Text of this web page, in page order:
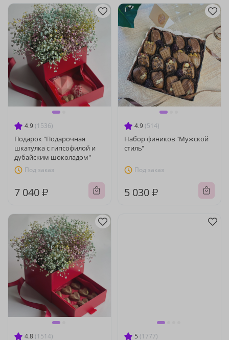
4.9 (1536)
Подарок "Подарочная
шкатулка с гипсофилой и
дубайским шоколадом"
Под заказ
7 040 ₽
4.9 (514)
Набор фиников "Мужской
стиль"
Под заказ
5 030 ₽
4.8 (1514) 5 (1777)